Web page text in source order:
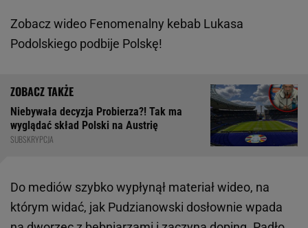
Zobacz wideo Fenomenalny kebab Lukasa
Podolskiego podbije Polskę!
Niebywała decyzja Probierza?! Tak ma
wyglądać skład Polski na Austrię
SUBSKRYPCJA
Do mediów szybko wypłynął materiał wideo, na
którym widać, jak Pudzianowski dosłownie wpada